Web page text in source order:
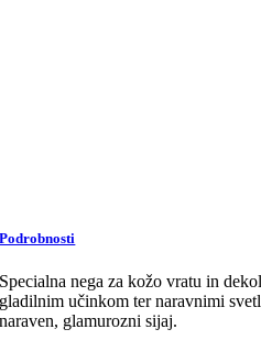
Podrobnosti
Specialna nega za kožo vratu in
gladilnim učinkom ter naravnimi
naraven, glamurozni sijaj.